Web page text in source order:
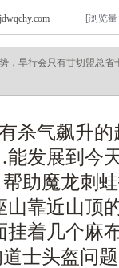
[浏览
，旱行会只有甘切盟总
杀气飙升
发展到今
助魔龙刺
靠近山顶
挂着几个
士头盔问